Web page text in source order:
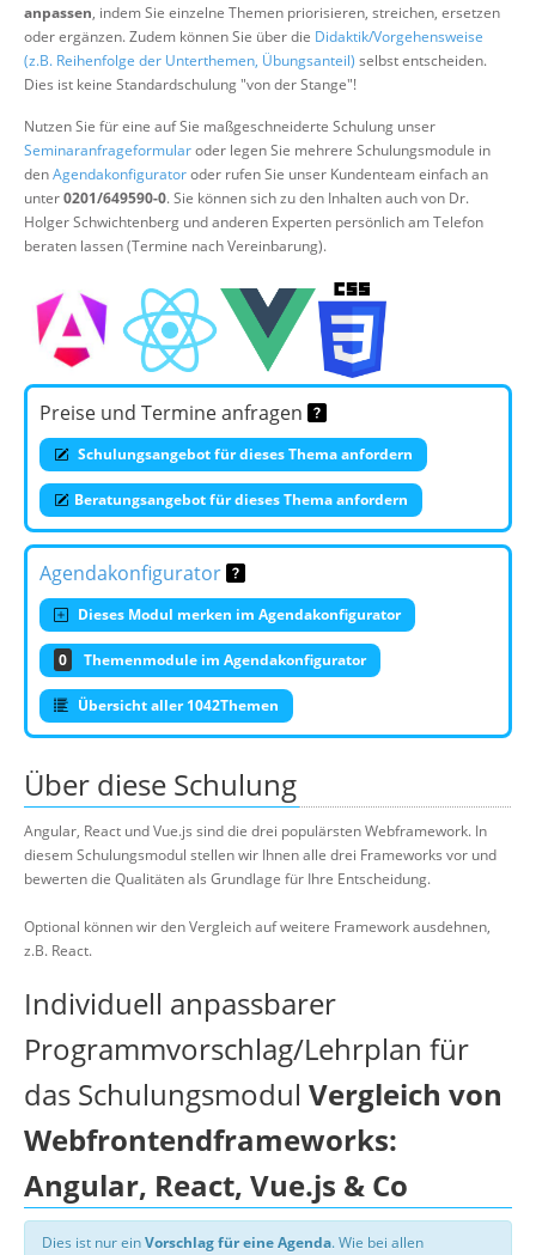
anpassen, indem Sie einzelne Themen priorisieren, streichen, ersetzen
oder ergänzen. Zudem können Sie über die Didaktik/Vorgehensweise
(z.B. Reihenfolge der Unterthemen, Übungsanteil) selbst entscheiden.
Dies ist keine Standardschulung "von der Stange"!
Nutzen Sie für eine auf Sie maßgeschneiderte Schulung unser
Seminaranfrageformularoder legen Sie mehrere Schulungsmodule in
denAgendakonfiguratoroder rufen Sie unser Kundenteam einfach an
unter0201/649590-0. Sie können sich zu den Inhalten auch von Dr.
Holger Schwichtenberg und anderen Experten persönlich am Telefon
beraten lassen (Termine nach Vereinbarung).
Preise und Termine anfragen
Schulungsangebot für dieses Thema anfordern
Beratungsangebot für dieses Thema anfordern
Agendakonfigurator
Dieses Modul merken im Agendakonfigurator
0 Themenmodule im Agendakonfigurator
Übersicht aller 1042Themen
Über diese Schulung
Angular, React und Vue.js sind die drei populärsten Webframework. In
diesem Schulungsmodul stellen wir Ihnen alle drei Frameworks vor und
bewerten die Qualitäten als Grundlage für Ihre Entscheidung.
Optional können wir den Vergleich auf weitere Framework ausdehnen,
z.B. React.
Individuell anpassbarer
Programmvorschlag/Lehrplan für
das Schulungsmodul Vergleich von
Webfrontendframeworks:
Angular, React, Vue.js & Co
Dies ist nur einVorschlag für eine Agenda. Wie bei allen